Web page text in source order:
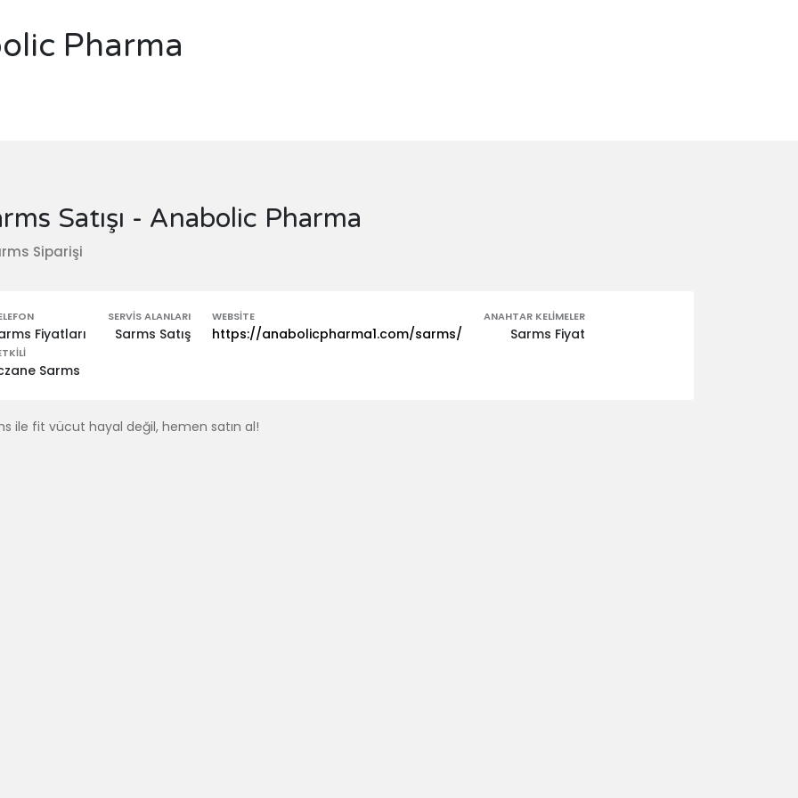
Pharma
Satışı - Anabolic Pharma
Siparişi
Fiyatları
SERVIS ALANLARI
Sarms Satış
WEBSITE
https://anabolicpharma1.com/sarms/
ANAHTAR KELIMELER
Sarms Fiyat
Sarms
ile fit vücut hayal değil, hemen satın al!